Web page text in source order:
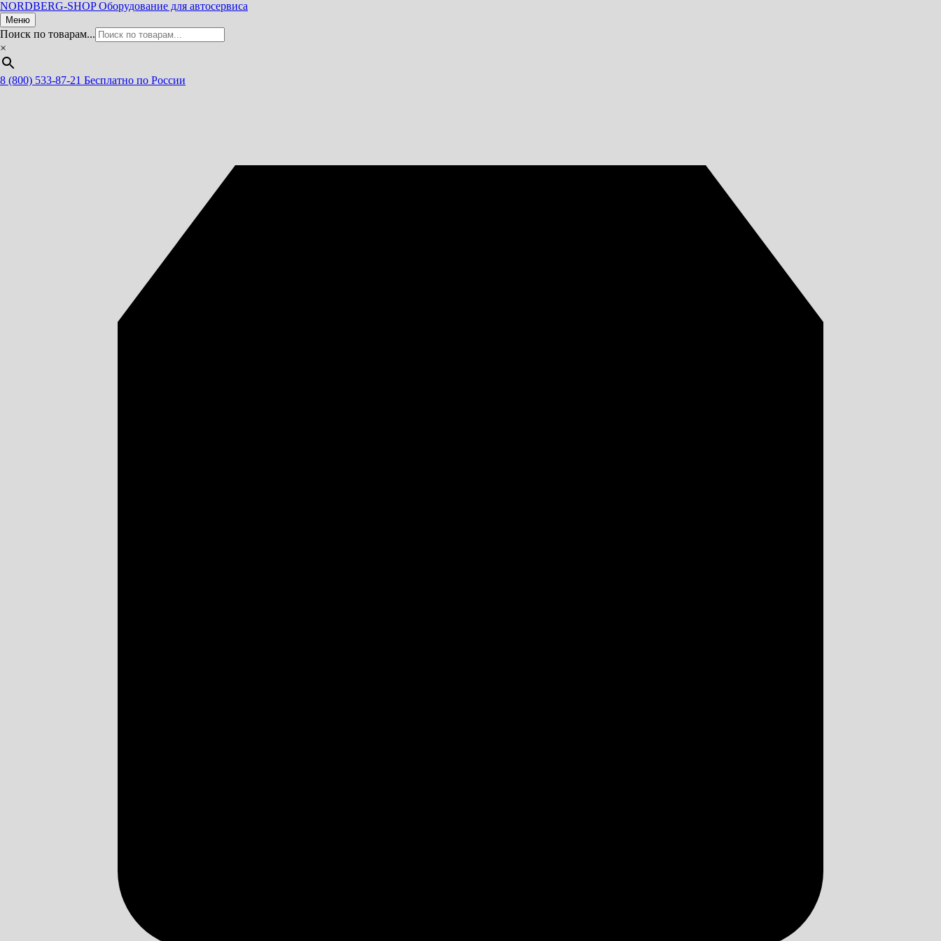
NORDBERG-SHOP Оборудование для автосервиса
Меню
Поиск по товарам...
×
8 (800) 533-87-21 Бесплатно по России